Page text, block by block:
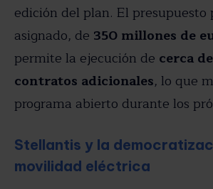
edición del plan. El presupuesto
asignado, de 350 millones de
permite la ejecución de cerca
contratos adicionales, lo que
programa abierto durante los
Stellantis y la
movilidad eléctrica